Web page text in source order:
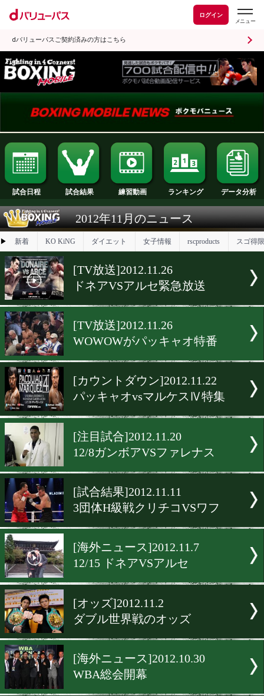
ログイン
dバリューパスご契約済みの方はこちら
試合日程 試合結果 練習動画 ランキング
2012年11月のニュース
▶ 新着 KO KiNG ダイエット 女子情報
[TV放送]2012.11.26
ドネアVSアルセ緊急放送
[TV放送]2012.11.26
[カウントダウン]2012.11.22
パッキャオvsマルケスⅣ特
[注目試合]2012.11.20
12/8ガンボアVSファレナス
3団体H級戦クリチコVSワ
[海外ニュース]2012.11.7
12/15 ドネアVSアルセ